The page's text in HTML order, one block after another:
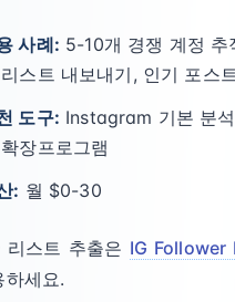
사례: 5-10개 경쟁 계정 추
스트 내보내기, 인기 포스
도구: Instagram 기본 분
장프로그램
: 월 $0-30
리스트 추출은 IG
하세요.